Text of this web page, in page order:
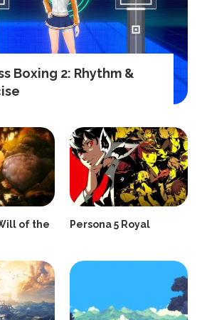
Boxing 2: Rhythm &
of the
Persona 5 Royal